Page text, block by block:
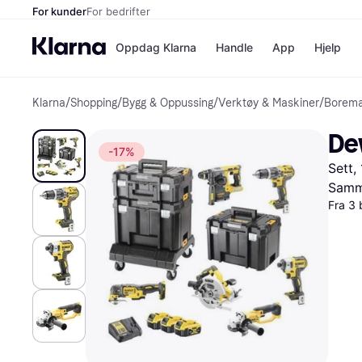
For kunderFor bedrifter
Oppdag Klarna
Betal nå
Betal i 3
Betal innen
Finansiering
Handle
Butikker
App Hjelp
Klarna/Shopping/Bygg & Oppussing/Verktøy & Maskiner/
-17%
Sett,
Fra 3